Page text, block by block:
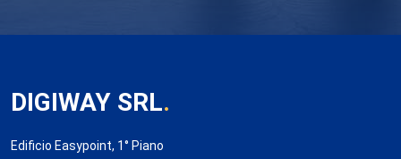
DIGIWAY SRL.
Edificio Easypoint, 1° Piano